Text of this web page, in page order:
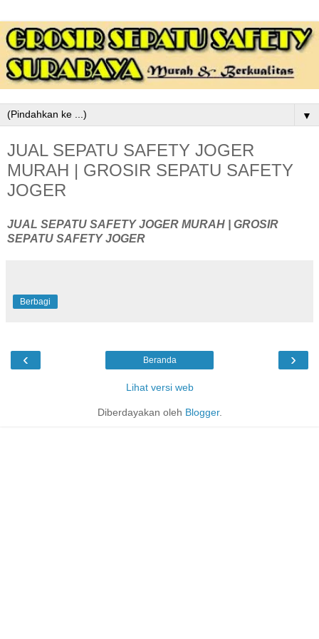
▼
JUAL SEPATU SAFETY JOGER
MURAH | GROSIR SEPATU SAFETY
JOGER
JUAL SEPATU SAFETY JOGER MURAH | GROSIR
SEPATU SAFETY JOGER
Berbagi
‹ ›
Beranda
Lihat versi web
Diberdayakan oleh Blogger.